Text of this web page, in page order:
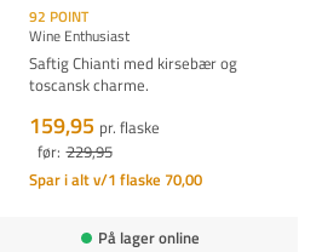
92 POINT
Wine Enthusiast
Saftig Chianti med kirsebær og
toscansk charme.
159,95 pr. flaske
før: 229,95
Spar i alt v/1 flaske 70,00
På lager online